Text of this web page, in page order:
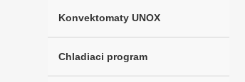
Konvektomaty UNOX
Chladiaci program